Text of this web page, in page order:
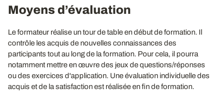
Moyens d’évaluation
Le formateur réalise un tour de table en début de formation. Il
contrôle les acquis de nouvelles connaissances des
participants tout au long de la formation. Pour cela, il pourra
notamment mettre en œuvre des jeux de questions/réponses
ou des exercices d'application. Une évaluation individuelle des
acquis et de la satisfaction est réalisée en fin de formation.